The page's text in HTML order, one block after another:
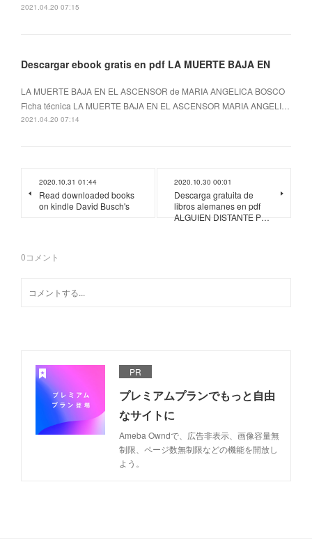
2021.04.20 07:15
Descargar ebook gratis en pdf LA MUERTE BAJA EN
LA MUERTE BAJA EN EL ASCENSOR de MARIA ANGELICA BOSCO
Ficha técnica LA MUERTE BAJA EN EL ASCENSOR MARIA ANGELI…
2021.04.20 07:14
2020.10.31 01:44
Read downloaded books
on kindle David Busch's
2020.10.30 00:01
Descarga gratuita de
libros alemanes en pdf
ALGUIEN DISTANTE P…
0コメント
PR
プレミアムプランでもっと自由
なサイトに
Ameba Owndで、広告非表示、画像容量無
制限、ページ数無制限などの機能を開放し
よう。